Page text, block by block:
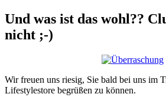
Und was ist das wohl??
nicht ;-)
Wir freuen uns riesig, Sie bald bei uns im
Lifestylestore begrüßen zu können.